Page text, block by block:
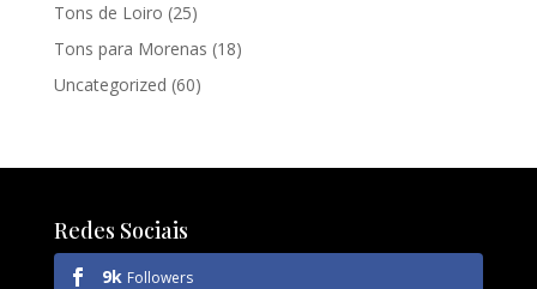
Tons de Loiro (25)
Tons para Morenas (18)
Uncategorized (60)
Redes Sociais
9k Followers